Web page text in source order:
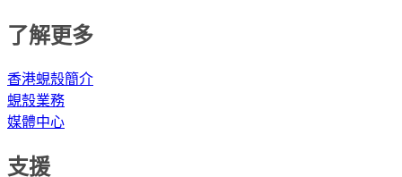
了解更多
香港蜆殼簡介
蜆殼業務
媒體中心
支援